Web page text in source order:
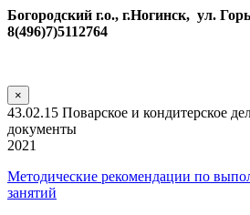
Богородский г.о., г.Ногинск, ул.
8(496)7)5112764
×
43.02.15 Поварское и кондитерское
документы
2021
Методические рекомендации по
занятий